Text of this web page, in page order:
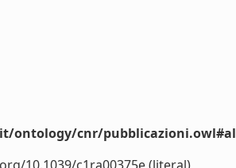
ontology/cnr/